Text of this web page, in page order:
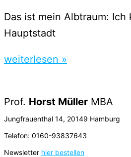
Das ist mein Albtraum:
Hauptstadt
weiterlesen »
Prof. Horst Müller MBA
Jungfrauenthal 14, 20149 Hamburg
Telefon: 0160-93837643
Newsletter hier bestellen